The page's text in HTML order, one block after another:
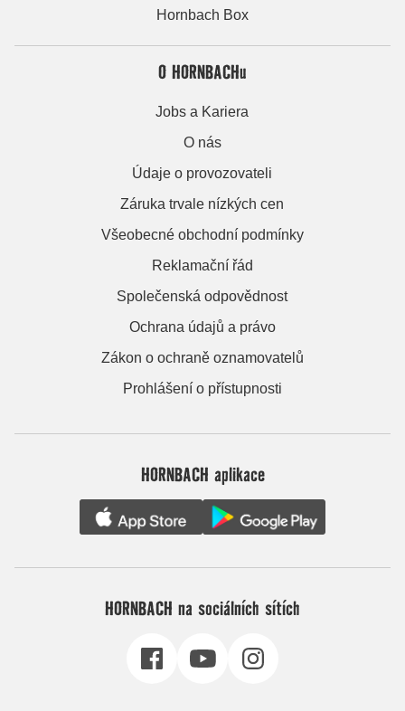
Hornbach Box
O HORNBACHu
Jobs a Kariera
O nás
Údaje o provozovateli
Záruka trvale nízkých cen
Všeobecné obchodní podmínky
Reklamační řád
Společenská odpovědnost
Ochrana údajů a právo
Zákon o ochraně oznamovatelů
Prohlášení o přístupnosti
HORNBACH aplikace
HORNBACH na sociálních sítích